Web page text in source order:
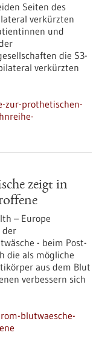
Seiten des
verkürzten
und
die S3-​
verkürzten
prothetischen-
zeigt in
– Europe
der
- beim Post-
die als mögliche
aus dem Blut
verbessern sich
blutwaesche-